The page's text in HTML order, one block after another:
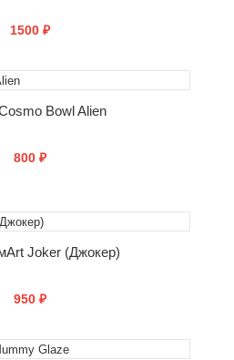
1500 ₽
О ПОСТУПЛЕНИИ
Bowl Alien
800 ₽
О ПОСТУПЛЕНИИ
Joker (Джокер)
950 ₽
О ПОСТУПЛЕНИИ